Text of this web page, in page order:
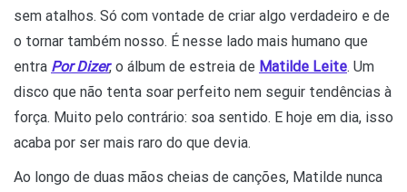
sem atalhos. Só com vontade de criar algo verdadeiro e de
o tornar também nosso. É nesse lado mais humano que
entra Por Dizer, o álbum de estreia de Matilde Leite. Um
disco que não tenta soar perfeito nem seguir tendências à
força. Muito pelo contrário: soa sentido. E hoje em dia, isso
acaba por ser mais raro do que devia.
Ao longo de duas mãos cheias de canções, Matilde nunca